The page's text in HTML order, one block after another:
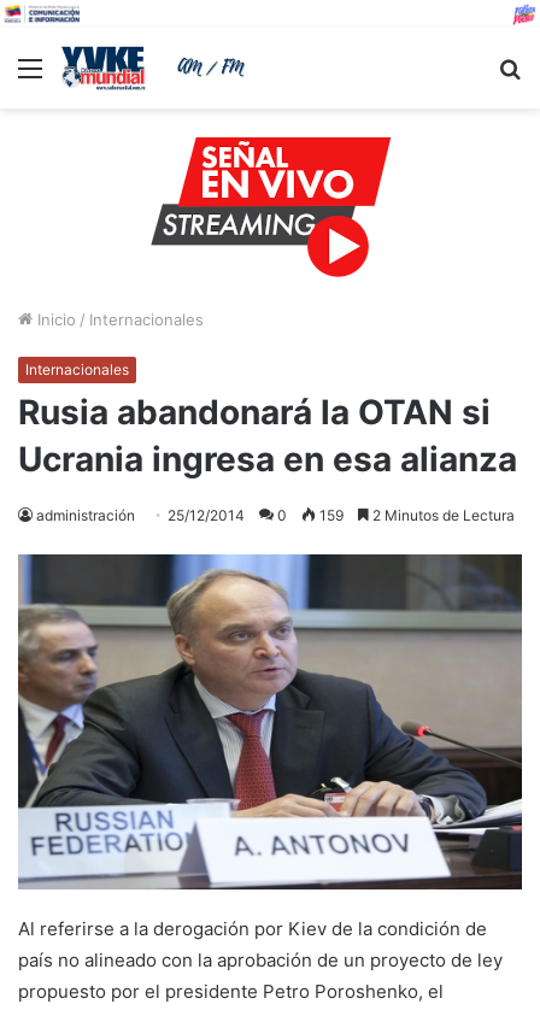
Menu
Inicio / Internacionales
Internacionales
Rusia abandonará la OTAN si
Ucrania ingresa en esa alianza
administración 25/12/2014 0 159 2 Minutos de Lectura
Al referirse a la derogación por Kiev de la condición de
país no alineado con la aprobación de un proyecto de ley
propuesto por el presidente Petro Poroshenko, el